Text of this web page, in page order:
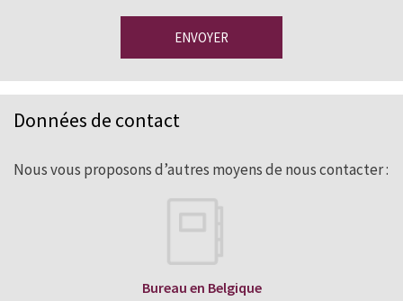
ENVOYER
Données de contact
Nous vous proposons d’autres moyens de nous contacter :
Bureau en Belgique